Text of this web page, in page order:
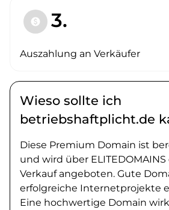
paid 3.
Auszahlung an Verkäufer
Wieso sollte ich
betriebshaftplicht.de
Diese Premium Domain ist
und wird über
Verkauf angeboten. Gute
erfolgreiche Internetprojekte
Eine hochwertige Domain